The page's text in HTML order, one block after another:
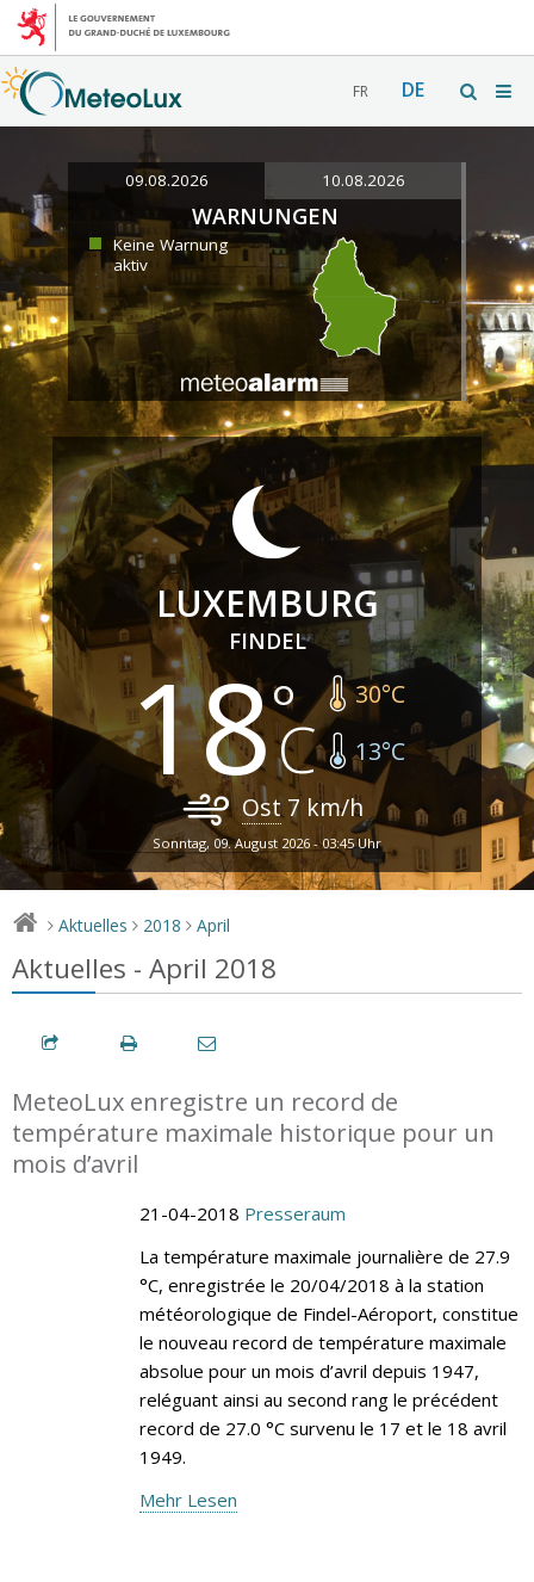
FR DE
09.08.2026 10.08.2026
WARNUNGEN
Keine Warnung
aktiv
LUXEMBURG
FINDEL
18 30°C
13°C
Ost7 km/h
Sonntag, 09. August 2026 - 03:45 Uhr
> Aktuelles > 2018 > April
Aktuelles - April 2018
MeteoLux enregistre un record de
température maximale historique pour un
mois d’avril
21-04-2018 Presseraum
La température maximale journalière de 27.9
°C, enregistrée le 20/04/2018 à la station
météorologique de Findel-Aéroport, constitue
le nouveau record de température maximale
absolue pour un mois d’avril depuis 1947,
reléguant ainsi au second rang le précédent
record de 27.0 °C survenu le 17 et le 18 avril
1949.
Mehr Lesen